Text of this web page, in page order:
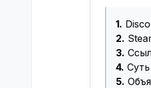
1.
2.
3.
4.
5.